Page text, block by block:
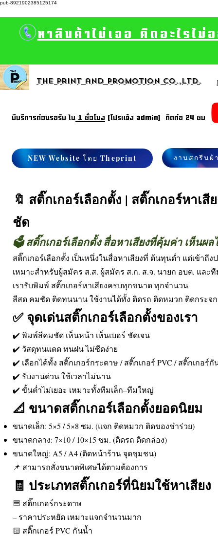
pub-8921902385125174
หาสินค้าไม่เจอ คิดอะไรไ
The print and promotion CO.,Ltd.
มีบรีการด่วนรอรับ ใน 1 ชั่วโมง (โปรแจ้ง admin) ติดต่อ 24 ชม
NEW Website โดย Theprint งานสกรีนผ้
🔖 สติ๊กเกอร์เลือกตั้ง | สติ๊กเกอร์หาเสี
ชัด
🗳️ สติ๊กเกอร์เลือกตั้ง สื่อหาเสียงที่คุ้มค่า เห็นผล
สติ๊กเกอร์เลือกตั้ง เป็นหนึ่งในสื่อหาเสียงที่ ต้นทุนต่ำ แต่เข้าถึ
เหมาะสำหรับผู้สมัคร ส.ส. ผู้สมัคร ส.ก. ส.จ. นายก อบต. และ
เรารับพิมพ์ สติ๊กเกอร์หาเสียงครบทุกขนาด ทุกจำนวน
สีสด คมชัด ติดทนนาน ใช้งานได้ทั้ง ติดรถ ติดหมวก ติดกระจ
✅ จุดเด่นสติ๊กเกอร์เลือกตั้งของเรา
✔️ พิมพ์สีคมชัด เห็นหน้า เห็นเบอร์ ชัดเจน
✔️ วัสดุทนแดด ทนฝน ไม่ซีดง่าย
✔️ เลือกได้ทั้ง สติ๊กเกอร์กระดาษ / สติ๊กเกอร์ PVC / สติ๊กเกอร์กั
✔️ รับงานด่วน ใช้เวลาไม่นาน
✔️ ขั้นต่ำไม่เยอะ เหมาะทั้งทีมเล็ก–ทีมใหญ่
📐 ขนาดสติ๊กเกอร์เลือกตั้งยอดนิยม
ขนาดเล็ก: 5×5 / 5×8 ซม. (แจก ติดหมวก ติดของชำร่วย)
ขนาดกลาง: 7×10 / 10×15 ซม. (ติดรถ ติดกล่อง)
ขนาดใหญ่: A5 / A4 (ติดหน้าร้าน จุดชุมชน)
📌 สามารถสั่งขนาดพิเศษได้ตามต้องการ
🧾 ประเภทสติ๊กเกอร์ที่นิยมใช้หาเสียง
🟦 สติ๊กเกอร์กระดาษ
– ราคาประหยัด เหมาะแจกจำนวนมาก
🟨 สติ๊กเกอร์ PVC กันน้ำ